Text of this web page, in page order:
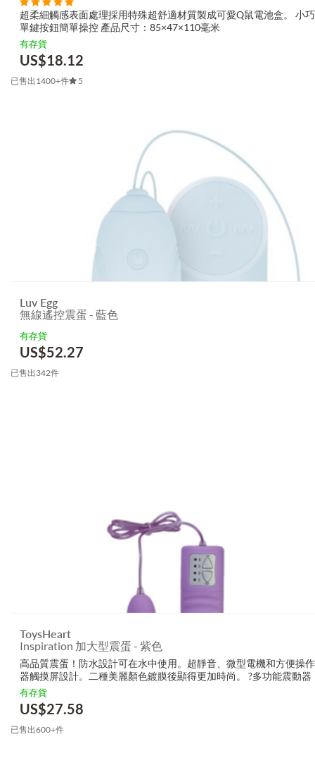
超柔細觸感表面處理採用特殊超舒適材質製成可愛Q鼠電池盒。 小
單鍵按鈕簡單操控 產品尺寸：85×47×110毫米
有存貨
US$18.12
已售出1400+件 5
Luv Egg
無線遙控震蛋 - 藍色
有存貨
US$52.27
已售出342件
ToysHeart
Inspiration 加大型震蛋 - 紫色
高品質震蛋！防水設計可在水中使用。超靜音、微型電機和方便操
器觸摸屏設計。二種美麗顏色鍍膜後顯得更加時尚。 ?多功能震動器
有存貨
US$27.58
已售出600+件